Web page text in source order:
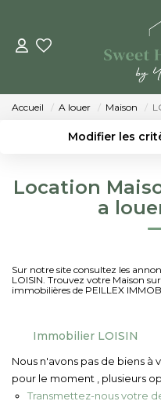
LES
Accueil A louer Maison
Modifier les
Location
a
Sur notre site consultez les
LOISIN. Trouvez votre Maison
immobilières de PEILLEX
Immobilier LOISIN
Nous n'avons pas de biens
pour le moment , plusieurs
Transmettez-nous votre